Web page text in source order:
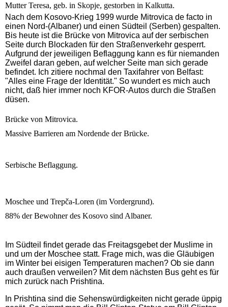
Mutter Teresa, geb. in Skopje, gestorben in Kalkutta.
Nach dem Kosovo-Krieg 1999 wurde Mitrovica de facto in
einen Nord-(Albaner) und einen Südteil (Serben) gespalten.
Bis heute ist die Brücke von Mitrovica auf der serbischen
Seite durch Blockaden für den Straßenverkehr gesperrt.
Aufgrund der jeweiligen Beflaggung kann es für niemanden
Zweifel daran geben, auf welcher Seite man sich gerade
befindet. Ich zitiere nochmal den Taxifahrer von Belfast:
"Alles eine Frage der Identität." So wundert es mich auch
nicht, daß hier immer noch KFOR-Autos durch die Straßen
düsen.
Brücke von Mitrovica.
Massive Barrieren am Nordende der Brücke.
Serbische Beflaggung.
Moschee und Trepča-Loren (im Vordergrund).
88% der Bewohner des Kosovo sind Albaner.
Im Südteil findet gerade das Freitagsgebet der Muslime in
und um der Moschee statt. Frage mich, was die Gläubigen
im Winter bei eisigen Temperaturen machen? Ob sie dann
auch draußen verweilen? Mit dem nächsten Bus geht es für
mich zurück nach Prishtina.
In Prishtina sind die Sehenswürdigkeiten nicht gerade üppig